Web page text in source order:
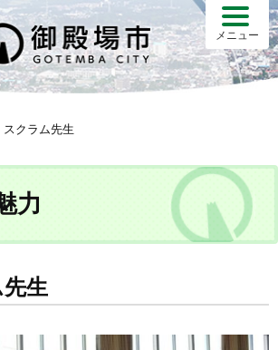
メニュー
スクラム先生
力
生